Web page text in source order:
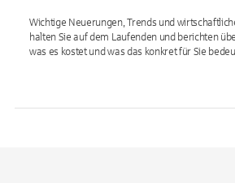
Wichtige Neuerungen, Trends und
halten Sie auf dem Laufenden und berichten
was es kostet und was das konkret für Sie